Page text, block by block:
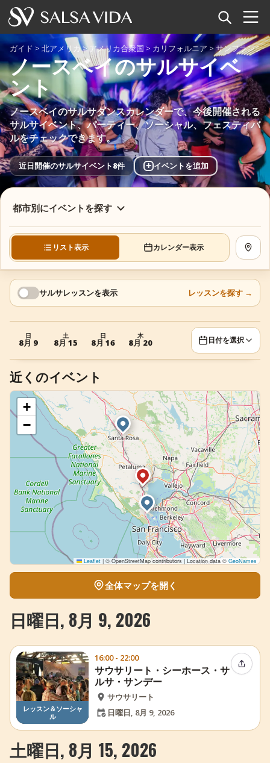
ホーム
イベント
ニュース
記事
動画
ショップ
TuneTempo
+ イベントを追加
ガイド > 北アメリカ> アメリカ合衆国> カリフォルニア >サンフランシ
ノースベイのサルサイベ
ント
ノースベイのサルサダンスカレンダーで、今後開催される
サルサイベント、パーティー、ソーシャル、フェスティバ
ルをチェックできます。
近日開催のサルサイベント8件 + イベントを追加
都市別にイベントを探す
リスト表示 カレンダー表示 地図
サルサレッスンを表示 レッスンを探す →
日
8月 9
土
8月 15
日
8月 16
木
8月 20 日付を選択
近くのイベント
+
−
Leaflet |© OpenStreetMap contributors | Location data © GeoNames
全体マップを開く
日曜日, 8月 9, 2026
レッスン＆ソーシャ
ル
16:00 - 22:00
サウサリート・シーホース・サ
ルサ・サンデー
サウサリート
日曜日, 8月 9, 2026
イベン
土曜日, 8月 15, 2026